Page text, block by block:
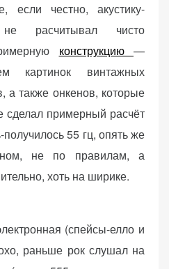
если честно, акустику-
не расчитывал чисто
конструкцию —
картинок винтажных
а также онкенов, которые
сделал примерный расчёт
55 гц, опять же
не по правилам, а
хоть на ширике.
(спейсы-елло и
раньше рок слушал на